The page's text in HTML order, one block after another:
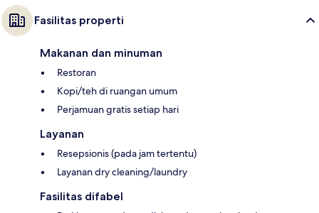
Fasilitas properti
Makanan dan minuman
Restoran
Kopi/teh di ruangan umum
Perjamuan gratis setiap hari
Layanan
Resepsionis (pada jam tertentu)
Layanan dry cleaning/laundry
Fasilitas difabel